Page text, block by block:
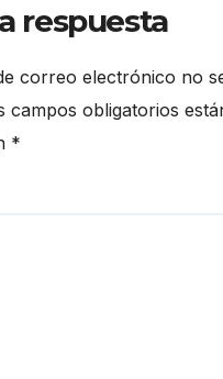
respuesta
correo electrónico no
campos obligatorios
*